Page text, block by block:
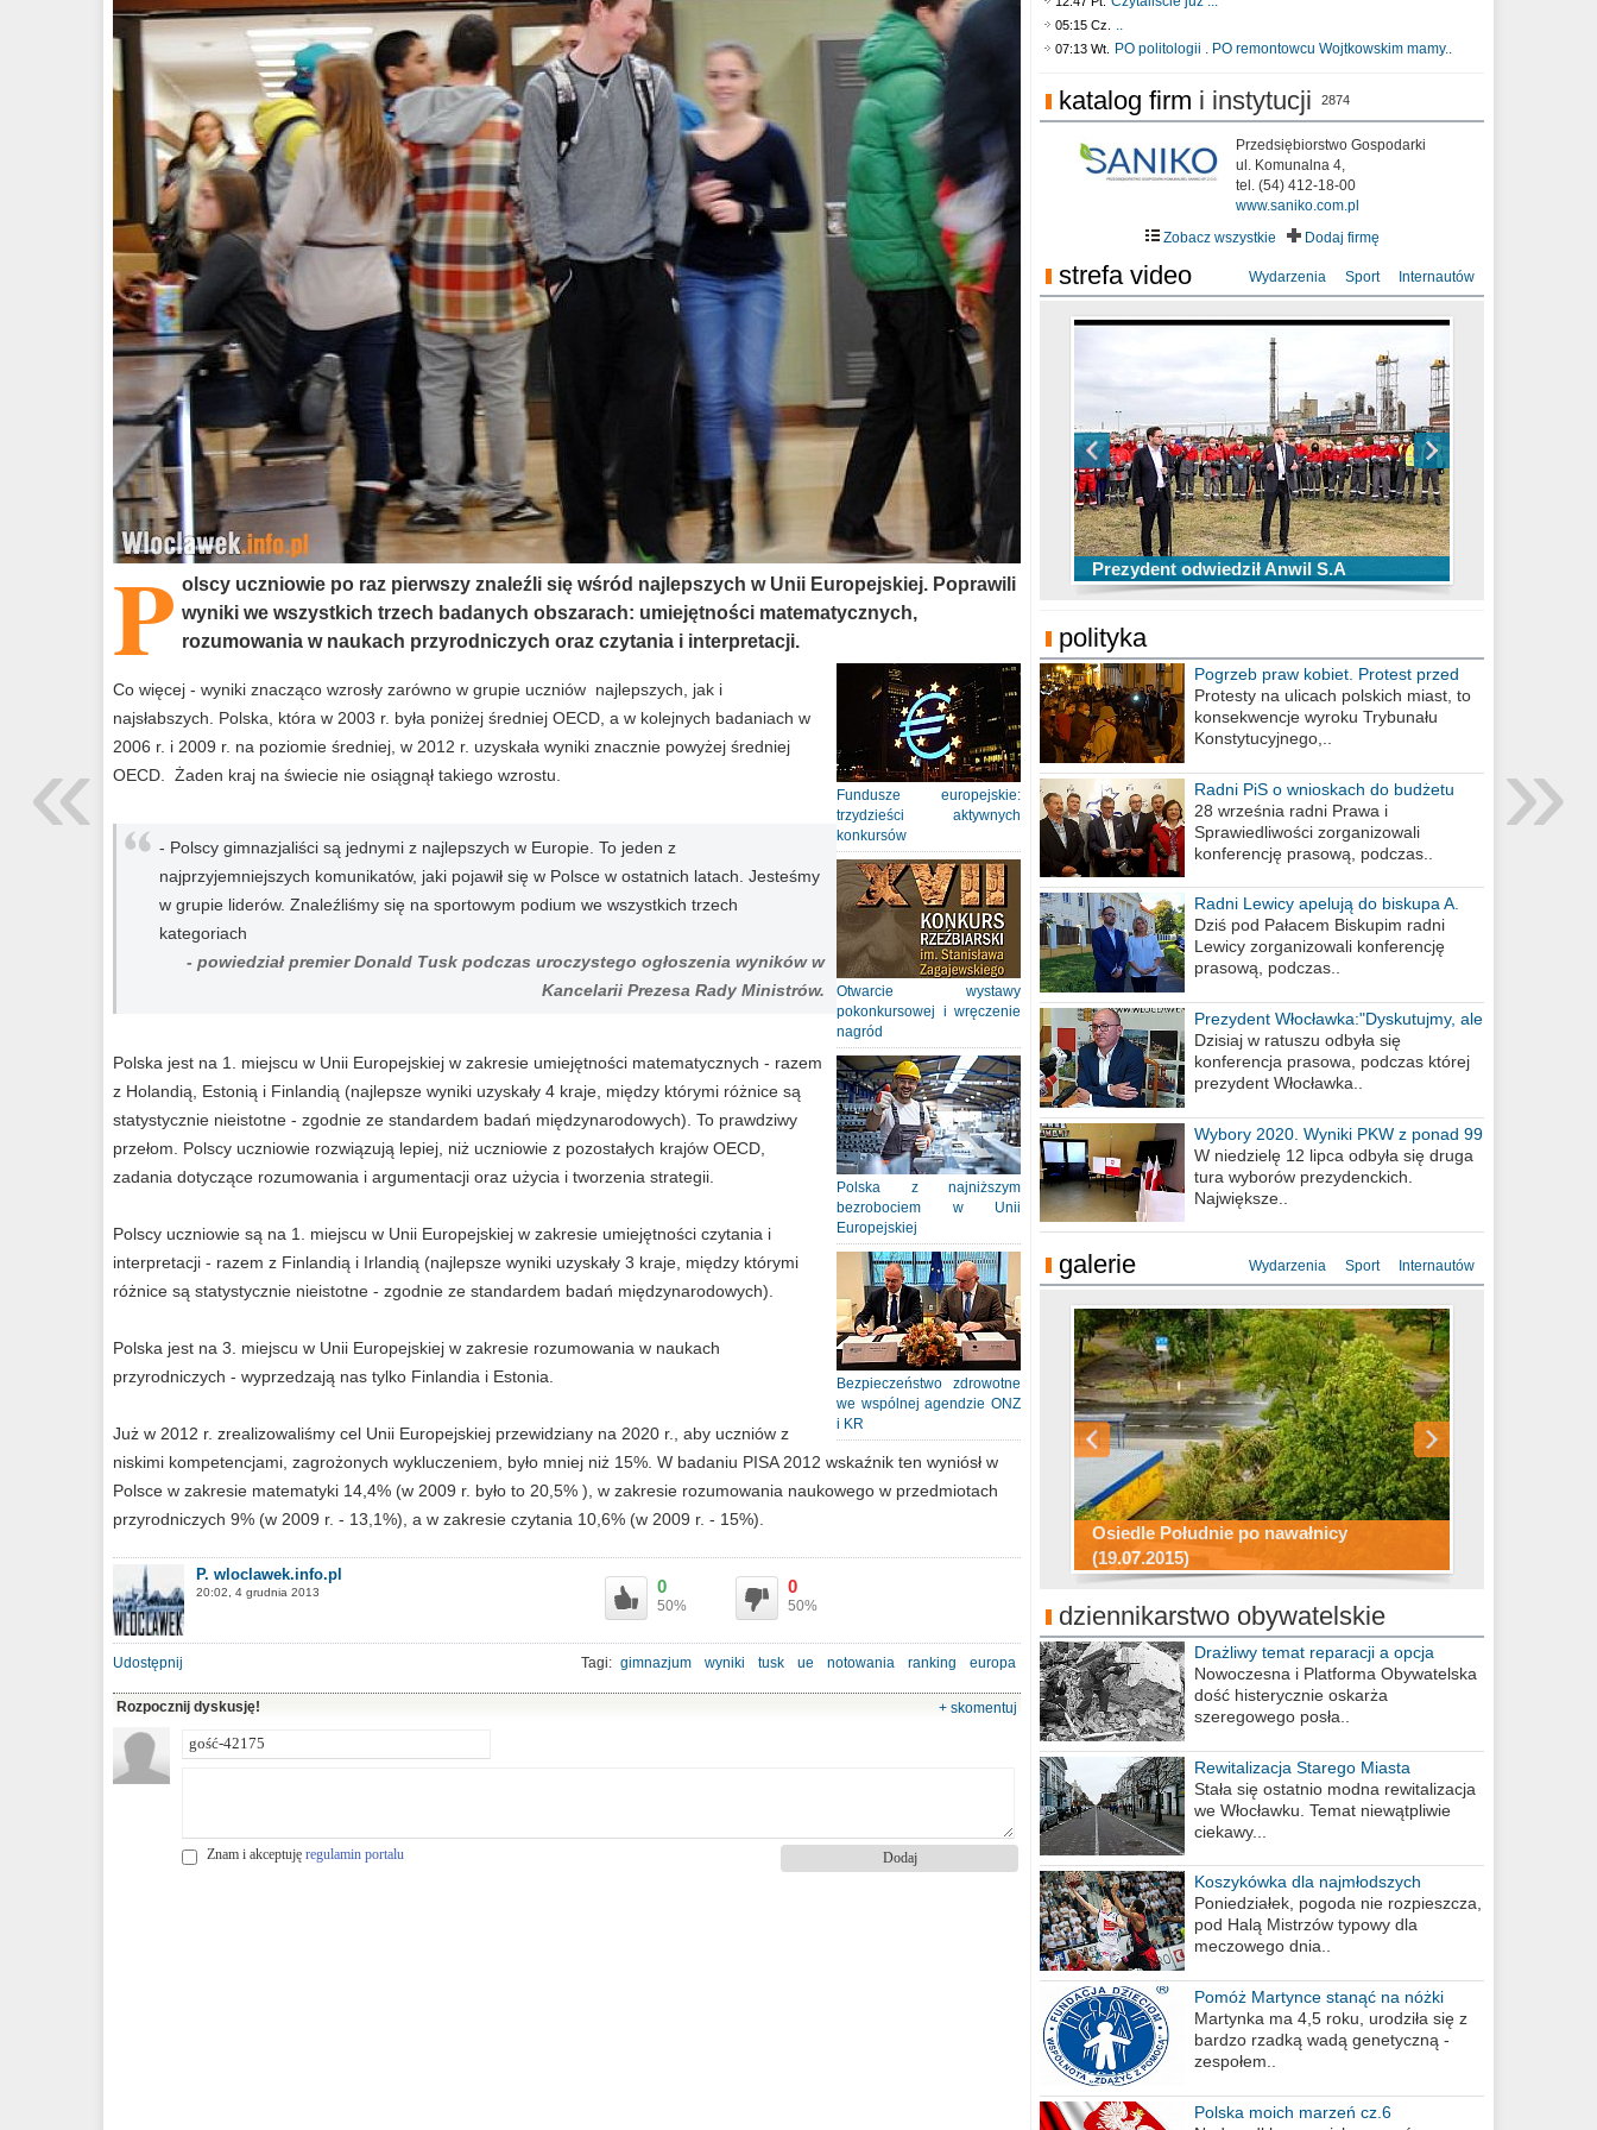
P olscy uczniowie po raz pierwszy znaleźli się wśród najlepszych w Unii Europejskiej. Poprawili
wyniki we wszystkich trzech badanych obszarach: umiejętności matematycznych,
rozumowania w naukach przyrodniczych oraz czytania i interpretacji.
Fundusze europejskie:
trzydzieści aktywnych
konkursów
Otwarcie wystawy
pokonkursowej i wręczenie
nagród
Polska z najniższym
bezrobociem w Unii
Europejskiej
Bezpieczeństwo zdrowotne
we wspólnej agendzie ONZ
i KR
Co więcej - wyniki znacząco wzrosły zarówno w grupie uczniów najlepszych, jak i
najsłabszych. Polska, która w 2003 r. była poniżej średniej OECD, a w kolejnych badaniach w
2006 r. i 2009 r. na poziomie średniej, w 2012 r. uzyskała wyniki znacznie powyżej średniej
OECD. Żaden kraj na świecie nie osiągnął takiego wzrostu.
- Polscy gimnazjaliści są jednymi z najlepszych w Europie. To jeden z
najprzyjemniejszych komunikatów, jaki pojawił się w Polsce w ostatnich latach. Jesteśmy
w grupie liderów. Znaleźliśmy się na sportowym podium we wszystkich trzech
kategoriach
- powiedział premier Donald Tusk podczas uroczystego ogłoszenia wyników w
Kancelarii Prezesa Rady Ministrów.
Polska jest na 1. miejscu w Unii Europejskiej w zakresie umiejętności matematycznych - razem
z Holandią, Estonią i Finlandią (najlepsze wyniki uzyskały 4 kraje, między którymi różnice są
statystycznie nieistotne - zgodnie ze standardem badań międzynarodowych). To prawdziwy
przełom. Polscy uczniowie rozwiązują lepiej, niż uczniowie z pozostałych krajów OECD,
zadania dotyczące rozumowania i argumentacji oraz użycia i tworzenia strategii.
Polscy uczniowie są na 1. miejscu w Unii Europejskiej w zakresie umiejętności czytania i
interpretacji - razem z Finlandią i Irlandią (najlepsze wyniki uzyskały 3 kraje, między którymi
różnice są statystycznie nieistotne - zgodnie ze standardem badań międzynarodowych).
Polska jest na 3. miejscu w Unii Europejskiej w zakresie rozumowania w naukach
przyrodniczych - wyprzedzają nas tylko Finlandia i Estonia.
Już w 2012 r. zrealizowaliśmy cel Unii Europejskiej przewidziany na 2020 r., aby uczniów z
niskimi kompetencjami, zagrożonych wykluczeniem, było mniej niż 15%. W badaniu PISA 2012 wskaźnik ten wyniósł w
Polsce w zakresie matematyki 14,4% (w 2009 r. było to 20,5% ), w zakresie rozumowania naukowego w przedmiotach
przyrodniczych 9% (w 2009 r. - 13,1%), a w zakresie czytania 10,6% (w 2009 r. - 15%).
P. wloclawek.info.pl
20:02, 4 grudnia 2013 0
50%
0
50%
Udostępnij Tagi: gimnazjum wyniki tusk ue notowania ranking europa
Rozpocznij dyskusję! + skomentuj
Znam i akceptuję regulamin portalu
05:15 Cz. ..
07:13 Wt. PO politologii . PO remontowcu Wojtkowskim mamy..
katalog firm i instytucji 2874
Przedsiębiorstwo Gospodarki
ul. Komunalna 4,
tel. (54) 412-18-00
www.saniko.com.pl
Zobacz wszystkie
Dodaj firmę
strefa video Wydarzenia Sport Internautów
Prezydent odwiedził Anwil S.A
TOP 10 przechwytów Anwilu Włocławek
w EBL w sezonie 2019/2020
TOP 5 rzutów Anwilu Włocławek w BCL
w sezonie 2019/2020
Ni To Ponk - W oczach mamy strach
sixf33t .Last Year DRONE FOOTAGE
Włocławek
XXIII Sesja Rady Miasta Włocławek VIII
kadencji w dniu 09.06.2020 r.
polityka
Pogrzeb praw kobiet. Protest przed
biurem poselskim PiS
Protesty na ulicach polskich miast, to
konsekwencje wyroku Trybunału
Konstytucyjnego,..
Radni PiS o wnioskach do budżetu
miasta na 2021 rok
28 września radni Prawa i
Sprawiedliwości zorganizowali
konferencję prasową, podczas..
Radni Lewicy apelują do biskupa A.
Wiesława Meringa
Dziś pod Pałacem Biskupim radni
Lewicy zorganizowali konferencję
prasową, podczas..
Prezydent Włocławka:"Dyskutujmy, ale
nie obrażajmy się”
Dzisiaj w ratuszu odbyła się
konferencja prasowa, podczas której
prezydent Włocławka..
Wybory 2020. Wyniki PKW z ponad 99
procent obwodów
W niedzielę 12 lipca odbyła się druga
tura wyborów prezydenckich.
Największe..
galerie Wydarzenia Sport Internautów
Osiedle Południe po nawałnicy
(19.07.2015)
Wizytówka Włocławka
polowanie wigilijne 2014
Miasto kładzie się do snu .
Konkurs fotograficzny "Co to za
miejsca"
Ścieżka rowerowa w naszym mieście
dziennikarstwo obywatelskie
Drażliwy temat reparacji a opcja
berlińska
Nowoczesna i Platforma Obywatelska
dość histerycznie oskarża
szeregowego posła..
Rewitalizacja Starego Miasta
Stała się ostatnio modna rewitalizacja
we Włocławku. Temat niewątpliwie
ciekawy...
Koszykówka dla najmłodszych
Poniedziałek, pogoda nie rozpieszcza,
pod Halą Mistrzów typowy dla
meczowego dnia..
Pomóż Martynce stanąć na nóżki
Martynka ma 4,5 roku, urodziła się z
bardzo rzadką wadą genetyczną -
zespołem..
Polska moich marzeń cz.6
»
«